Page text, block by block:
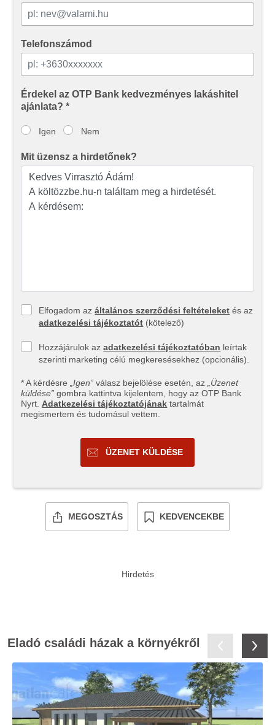
Telefonszámod
Érdekel az OTP Bank kedvezményes lakáshitel
ajánlata? *
Igen Nem
Mit üzensz a hirdetőnek?
Elfogadom azáltalános szerződési feltételeket és az
adatkezelési tájékoztatót (kötelező)
Hozzájárulok azadatkezelési tájékoztatóban leírtak
szerinti marketing célú megkeresésekhez (opcionális).
* A kérdésre „Igen” válasz bejelölése esetén, az
„Üzenet
küldése” gombra kattintva kijelentem, hogy az OTP Bank
Nyrt. Adatkezelési tájékoztatójának tartalmát
megismertem és tudomásul vettem.
ÜZENET KÜLDÉSE
MEGOSZTÁS KEDVENCEKBE
Eladó családi házak a környékről